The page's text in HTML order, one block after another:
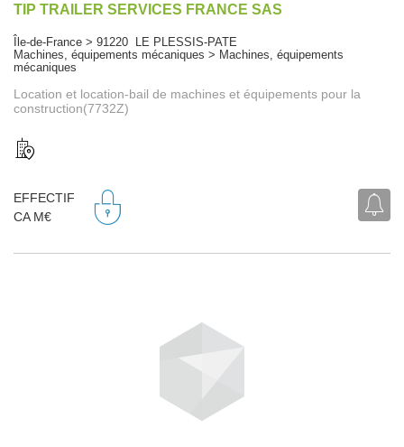
TIP TRAILER SERVICES FRANCE SAS
Île-de-France > 91220 LE PLESSIS-PATE
Machines, équipements mécaniques > Machines, équipements
mécaniques
Location et location-bail de machines et équipements pour la
construction(7732Z)
EFFECTIF
CA M€